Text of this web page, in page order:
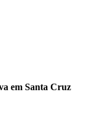
em Santa Cruz